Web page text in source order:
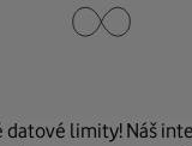
datové limity! Náš